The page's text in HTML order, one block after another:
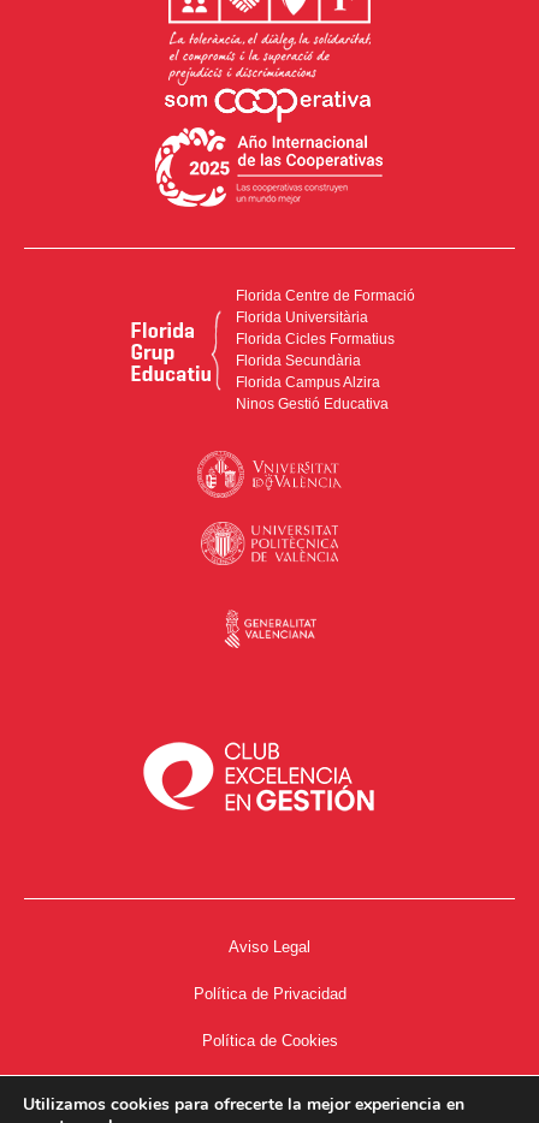
Florida Centre de Formació
Florida Universitària
Florida Cicles Formatius
Florida Secundària
Florida Campus Alzira
Ninos Gestió Educativa
Aviso Legal
Política de Privacidad
Política de Cookies
Utilizamos cookies para ofrecerte la mejor experiencia en